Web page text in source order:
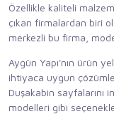
Özellikle kaliteli
çıkan firmalardan biri
merkezli bu firma,
Aygün Yapı'nın ürün
ihtiyaca uygun
Duşakabin sayfalarını
modelleri gibi